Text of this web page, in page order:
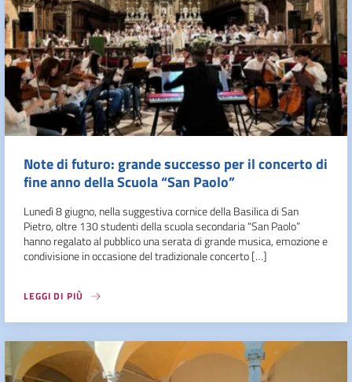
Note di futuro: grande successo per il concerto di
fine anno della Scuola “San Paolo”
Lunedì 8 giugno, nella suggestiva cornice della Basilica di San
Pietro, oltre 130 studenti della scuola secondaria “San Paolo”
hanno regalato al pubblico una serata di grande musica, emozione e
condivisione in occasione del tradizionale concerto […]
LEGGI DI PIÙ